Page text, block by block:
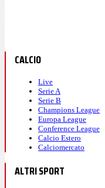
CALCIO
Live
Serie A
Serie B
Champions League
Europa League
Conference League
Calcio Estero
Calciomercato
ALTRI SPORT